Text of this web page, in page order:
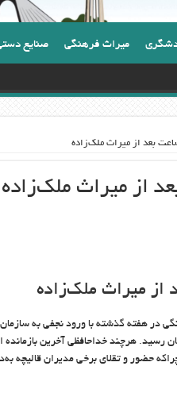
ميراث فرهنگی صنایع
در هفته‌‌ گذشته با ورود نجفی به
رسید. هرچند خداحافظی آخرین
چراکه حضور و تقلای برخی مدیران